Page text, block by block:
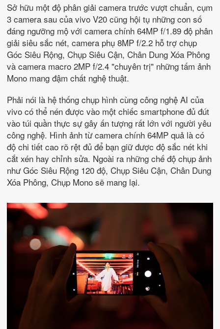
Sở hữu một độ phân giải camera trước vượt chuẩn, cụm
3 camera sau của vivo V20 cũng hội tụ những con số
đáng ngưỡng mộ với camera chính 64MP f/1.89 độ phân
giải siêu sắc nét, camera phụ 8MP f/2.2 hỗ trợ chụp
Góc Siêu Rộng, Chụp Siêu Cận, Chân Dung Xóa Phông
và camera macro 2MP f/2.4 "chuyên trị" những tấm ảnh
Mono mang đậm chất nghệ thuật.
Phải nói là hệ thống chụp hình cùng công nghệ AI của
vivo có thể nén được vào một chiếc smartphone đủ đút
vào túi quần thực sự gây ấn tượng rất lớn với người yêu
công nghệ. Hình ảnh từ camera chính 64MP quả là có
độ chi tiết cao rõ rệt đủ để bạn giữ được độ sắc nét khi
cắt xén hay chỉnh sửa. Ngoài ra những chế độ chụp ảnh
như Góc Siêu Rộng 120 độ, Chụp Siêu Cận, Chân Dung
Xóa Phông, Chụp Mono sẽ mang lại.